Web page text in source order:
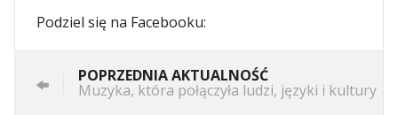
Podziel się na Facebooku:
POPRZEDNIA AKTUALNOŚĆ
Muzyka, która połączyła ludzi, języki i kultury